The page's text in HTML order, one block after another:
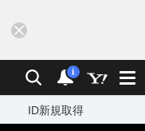
検索 通知
i
ID新規取得